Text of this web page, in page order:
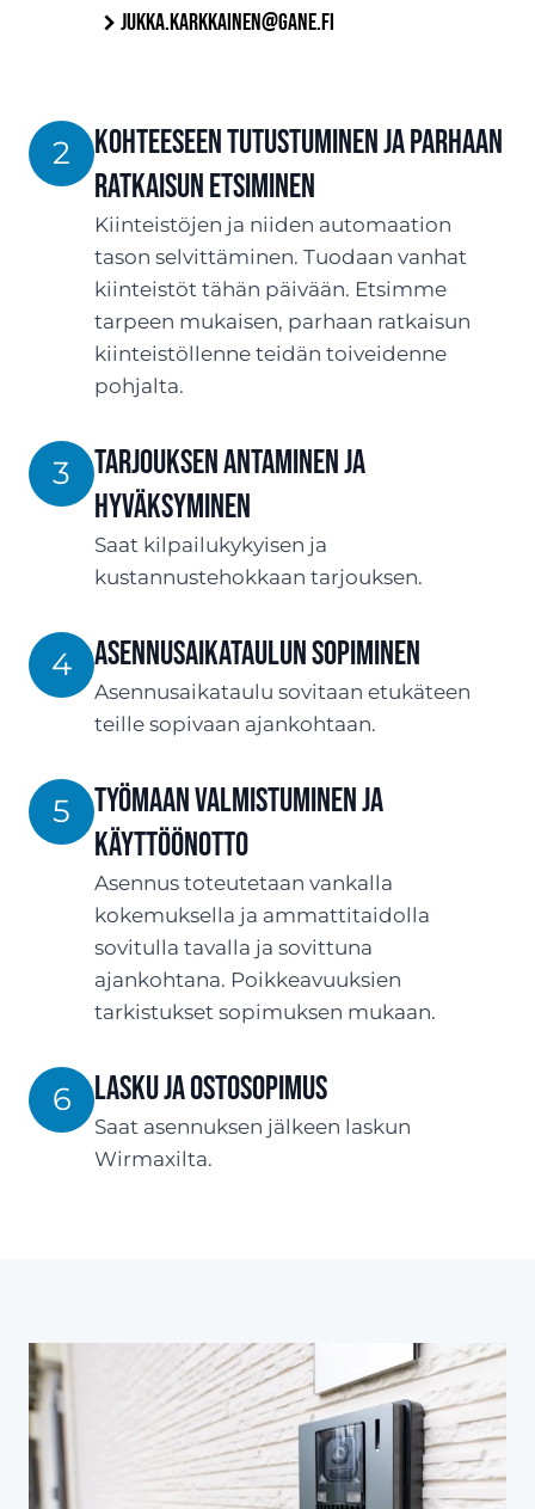
jukka.karkkainen@gane.fi
2
Kohteeseen tutustuminen ja parhaan
ratkaisun etsiminen
Kiinteistöjen ja niiden automaation
tason selvittäminen. Tuodaan vanhat
kiinteistöt tähän päivään. Etsimme
tarpeen mukaisen, parhaan ratkaisun
kiinteistöllenne teidän toiveidenne
pohjalta.
3
TARJOUksen antaminen ja
hyväksyminen
Saat kilpailukykyisen ja
kustannustehokkaan tarjouksen.
4 ASENNUSaikataulun sopiminen
Asennusaikataulu sovitaan etukäteen
teille sopivaan ajankohtaan.
5
Työmaan valmistuminen ja
käyttöönotto
Asennus toteutetaan vankalla
kokemuksella ja ammattitaidolla
sovitulla tavalla ja sovittuna
ajankohtana. Poikkeavuuksien
tarkistukset sopimuksen mukaan.
6 Lasku ja ostosopimus
Saat asennuksen jälkeen laskun
Wirmaxilta.